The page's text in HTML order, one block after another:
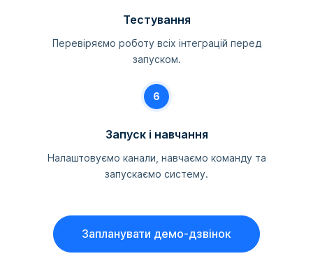
Тестування
Перевіряємо роботу всіх інтеграцій перед
запуском.
6
Запуск і навчання
Налаштовуємо канали, навчаємо команду та
запускаємо систему.
Запланувати демо-дзвінок